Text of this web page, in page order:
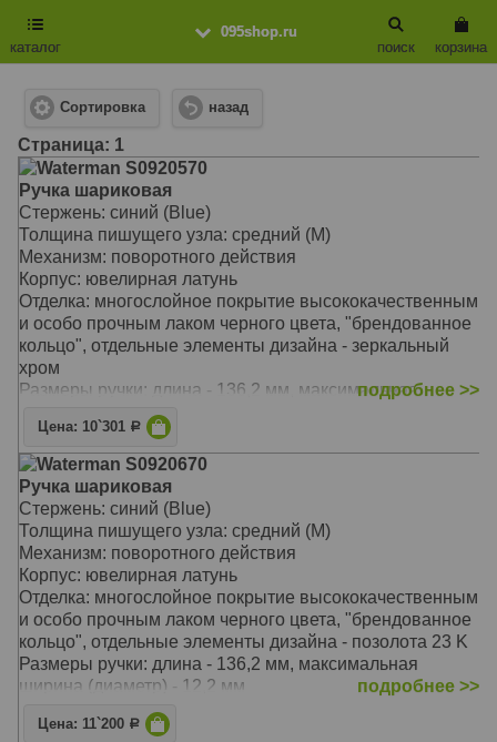
095shop.ru
каталог
корзина
поиск
Сортировка назад
Cтраница: 1
Waterman S0920570
Ручка шариковая
Стержень: синий (Blue)
Толщина пишущего узла: средний (M)
Механизм: поворотного действия
Корпус: ювелирная латунь
Отделка: многослойное покрытие высококачественным
и особо прочным лаком черного цвета, "брендованное
кольцо", отдельные элементы дизайна - зеркальный
хром
Размеры ручки: длина - 136,2 мм, максимальная
ширина (диаметр) - 12,2 мм
Вес ручки: 25 гр.
Цвет: Black CT (лаковый черный/хром)
Другие артикулы: S0702000
модель 2010 года, новый дизайн коллекции Hemisphere
ручка упакована в специальную подарочную коробку
используются стандартные стержни для шариковых
ручек Waterman
прецизионный поворотный механизм с фиксацией
стержня в выдвинутом положении
WT180223/21, WT180223/31
подробнее >>
Цена: 10`301 Р
Waterman S0920670
Ручка шариковая
Стержень: синий (Blue)
Толщина пишущего узла: средний (M)
Механизм: поворотного действия
Корпус: ювелирная латунь
Отделка: многослойное покрытие высококачественным
и особо прочным лаком черного цвета, "брендованное
кольцо", отдельные элементы дизайна - позолота 23 K
Размеры ручки: длина - 136,2 мм, максимальная
ширина (диаметр) - 12,2 мм
Вес ручки: 25 гр.
Цвет: Black GT (лаковый черный/золото)
подробнее >>
Цена: 11`200 Р